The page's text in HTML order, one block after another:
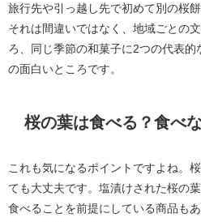
旅行先や引っ越し先で初めて別の桜
それは間違いではなく、地域ごとの
ろ、同じ季節の和菓子に2つの代表
の面白いところです。
桜の葉は食べる？食べ
これも気になるポイントですよね。
ても大丈夫です。塩漬けされた桜の
食べることを前提にしている商品も